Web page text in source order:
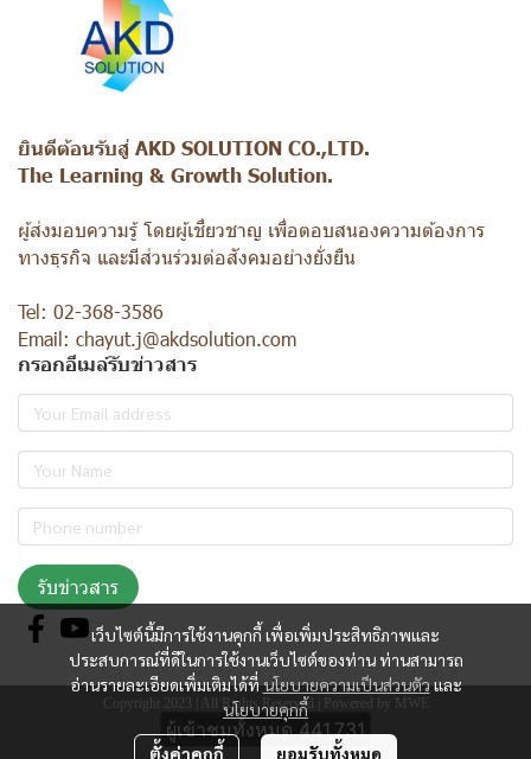
เว็บไซต์นี้มีการใช้งานคุกกี้ เพื่อเพิ่มประสิทธิภาพและ
ประสบการณ์ที่ดีในการใช้งานเว็บไซต์ของท่าน ท่านสามารถ
อ่านรายละเอียดเพิ่มเติมได้ที่นโยบายความเป็นส่วนตัวและ
นโยบายคุกกี้
ตั้งค่าคุกกี้ ยอมรับทั้งหมด
ยินดีต้อนรับสู่ AKD SOLUTION CO.,LTD.
The Learning & Growth Solution.
ผู้ส่งมอบความรู้ โดยผู้เชี่ยวชาญ เพื่อตอบสนองความต้องการ
ทางธุรกิจ และมีส่วนร่วมต่อสังคมอย่างยั่งยืน
Tel: 02-368-3586
Email: chayut.j@akdsolution.com
กรอกอีเมล์รับข่าวสาร
รับข่าวสาร
Copyright 2023 | All Rights Reserved | Powered by MWE
ผู้เข้าชมวันนี้437